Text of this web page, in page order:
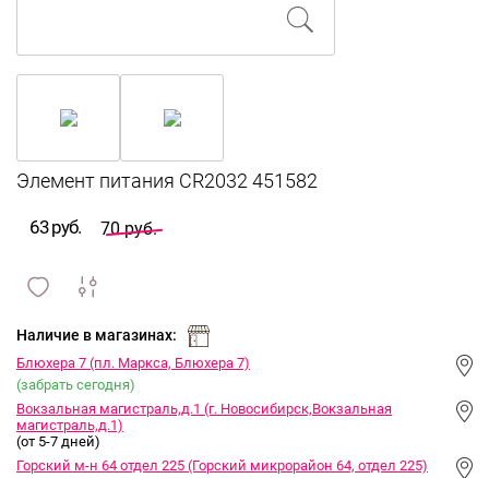
63 руб. 70 руб.
и
Наличие в магазинах:
Блюхера 7 (пл. Маркса, Блюхера 7)
(забрать сегодня)
Вокзальная магистраль,д.1 (г. Новосибирск,Вокзальная
магистраль,д.1)
(от 5-7 дней)
Горский м-н 64 отдел 225 (Горский микрорайон 64, отдел 225)